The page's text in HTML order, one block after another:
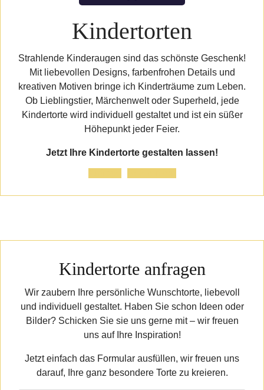
Kindertorten
Strahlende Kinderaugen sind das schönste Geschenk!
Mit liebevollen Designs, farbenfrohen Details und
kreativen Motiven bringe ich Kinderträume zum Leben.
Ob Lieblingstier, Märchenwelt oder Superheld, jede
Kindertorte wird individuell gestaltet und ist ein süßer
Höhepunkt jeder Feier.
Jetzt Ihre Kindertorte gestalten lassen!
Kindertorte anfragen
Wir zaubern Ihre persönliche Wunschtorte, liebevoll
und individuell gestaltet. Haben Sie schon Ideen oder
Bilder? Schicken Sie sie uns gerne mit – wir freuen
uns auf Ihre Inspiration!
Jetzt einfach das Formular ausfüllen, wir freuen uns
darauf, Ihre ganz besondere Torte zu kreieren.